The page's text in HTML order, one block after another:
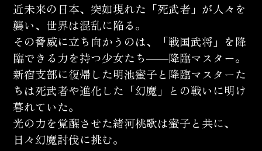
近未来の日本、突如現れた「死武者」が人々を
襲い、世界は混乱に陥る。
その脅威に立ち向かうのは、「戦国武将」を降
臨できる力を持つ少女たち――降臨マスター。
新宿支部に復帰した明池蜜子と降臨マスターた
ちは死武者や進化した「幻魔」との戦いに明け
暮れていた。
光の力を覚醒させた緒河桃歌は蜜子と共に、
日々幻魔討伐に挑む。